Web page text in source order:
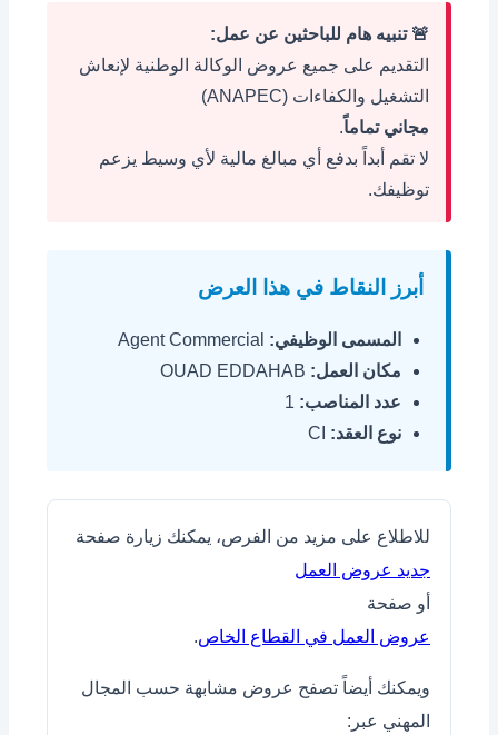
🚨 تنبيه هام للباحثين عن عمل:
التقديم على جميع عروض الوكالة الوطنية لإنعاش
التشغيل والكفاءات (ANAPEC)
مجاني تماماً.
لا تقم أبداً بدفع أي مبالغ مالية لأي وسيط يزعم
توظيفك.
أبرز النقاط في هذا العرض
المسمى الوظيفي:
مكان العمل:
عدد المناصب:
نوع العقد:
للاطلاع على مزيد من الفرص، يمكنك زيارة صفحة
جديد عروض العمل
أو صفحة
عروض العمل في القطاع الخاص.
ويمكنك أيضاً تصفح عروض مشابهة حسب المجال
المهني عبر: